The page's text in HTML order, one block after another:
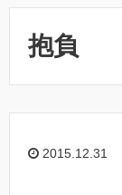
抱負
2015.12.31